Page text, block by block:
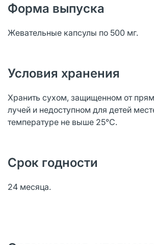
Форма выпуска
Жевательные капсулы по 500 мг.
Условия хранения
Хранить сухом, защищенном от
лучей и недоступном для детей
температуре не выше 25°С.
Срок годности
24 месяца.